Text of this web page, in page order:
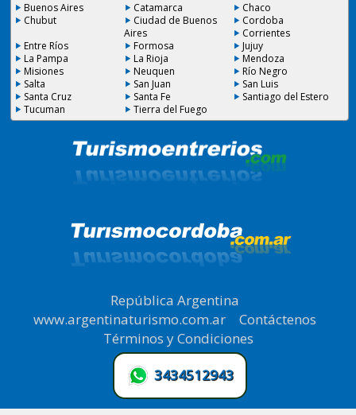
Buenos Aires Catamarca
Chaco
Chubut
Ciudad de Buenos
Aires
Cordoba
Corrientes
Entre Ríos
Formosa
Jujuy
La Pampa
La Rioja
Mendoza
Misiones
Neuquen
Río Negro
Salta
San Juan
San Luis
Santa Cruz
Santa Fe
Santiago del Estero
Tucuman
Tierra del Fuego
República Argentina
www.argentinaturismo.com.ar| Contáctenos
Términos y Condiciones
3434512943